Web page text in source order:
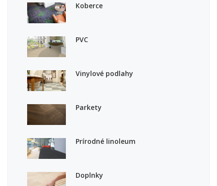
Koberce
PVC
Vinylové podlahy
Parkety
Prírodné linoleum
Doplnky